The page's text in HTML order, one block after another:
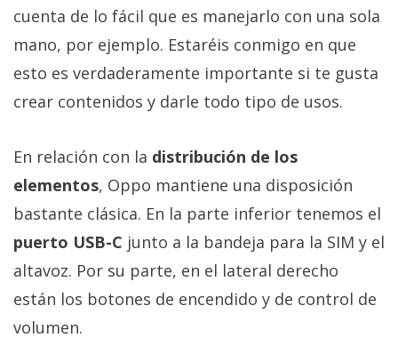
cuenta de lo fácil que es manejarlo con una sola
mano, por ejemplo. Estaréis conmigo en que
esto es verdaderamente importante si te gusta
crear contenidos y darle todo tipo de usos.
En relación con la distribución de los
elementos, Oppo mantiene una disposición
bastante clásica. En la parte inferior tenemos el
puerto USB-C junto a la bandeja para la SIM y el
altavoz. Por su parte, en el lateral derecho
están los botones de encendido y de control de
volumen.